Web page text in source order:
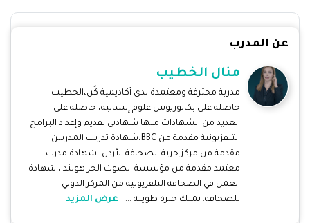
عن المدرب
منال الخطيب
مدربة محترفة ومعتمدة لدى أكاديمية كُن،الخطيب
حاصلة على بكالوريوس علوم إنسانية، حاصلة على
العديد من الشهادات منها شهادتي تقديم وإعداد البرامج
التلفزيونية مقدمة من BBC،شهادة تدريب المدربين
مقدمة من مركز حرية الصحافة الأردن، شهادة مدرب
معتمد مقدمة من مؤسسة الصوت الحر هولندا، شهادة
العمل في الصحافة التلفزيونية من المركز الدولي
للصحافة. تملك خبرة طويلة ...
عرض المزيد